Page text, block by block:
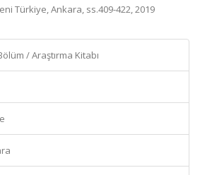
Türkiye, Ankara, ss.409-422, 2019
/ Araştırma Kitabı